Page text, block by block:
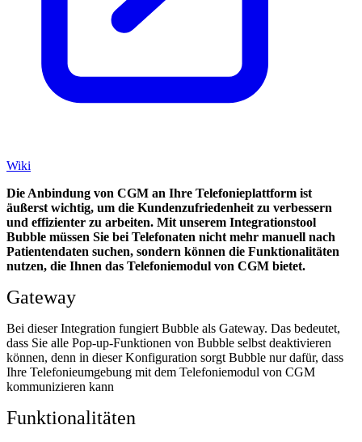
Wiki
Die Anbindung von CGM an Ihre Telefonieplattform ist
äußerst wichtig, um die Kundenzufriedenheit zu verbessern
und effizienter zu arbeiten. Mit unserem Integrationstool
Bubble müssen Sie bei Telefonaten nicht mehr manuell nach
Patientendaten suchen, sondern können die Funktionalitäten
nutzen, die Ihnen das Telefoniemodul von CGM bietet.
Gateway
Bei dieser Integration fungiert Bubble als Gateway. Das bedeutet,
dass Sie alle Pop-up-Funktionen von Bubble selbst deaktivieren
können, denn in dieser Konfiguration sorgt Bubble nur dafür, dass
Ihre Telefonieumgebung mit dem Telefoniemodul von CGM
kommunizieren kann
Funktionalitäten